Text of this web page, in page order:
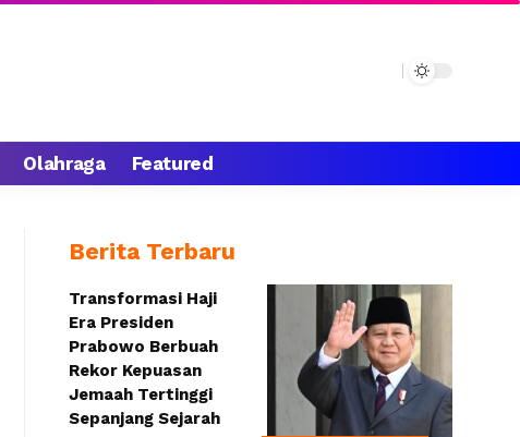
Olahraga Featured
Berita Terbaru
Transformasi Haji
Era Presiden
Prabowo Berbuah
Rekor Kepuasan
Jemaah Tertinggi
Sepanjang Sejarah